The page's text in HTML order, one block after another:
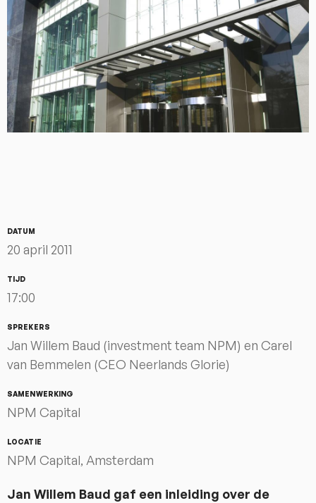
DATUM
20 april 2011
TIJD
17:00
SPREKERS
Jan Willem Baud (investment team NPM) en Carel
van Bemmelen (CEO Neerlands Glorie)
SAMENWERKING
NPM Capital
LOCATIE
NPM Capital, Amsterdam
Jan Willem Baud gaf een inleiding over de